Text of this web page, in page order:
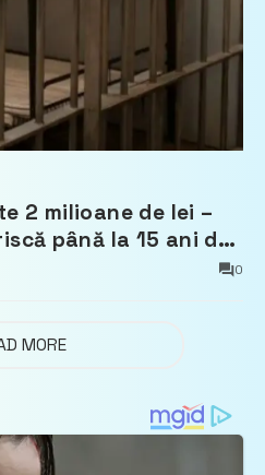
2 milioane de lei –
până la 15 ani de
0
MORE